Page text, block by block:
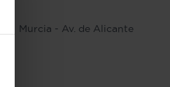
Murcia - Av. de Alicante